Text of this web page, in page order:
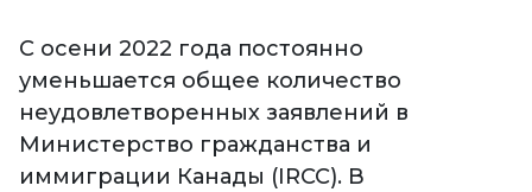
С осени 2022 года постоянно
уменьшается общее количество
неудовлетворенных заявлений в
Министерство гражданства и
иммиграции Канады (IRCC). В